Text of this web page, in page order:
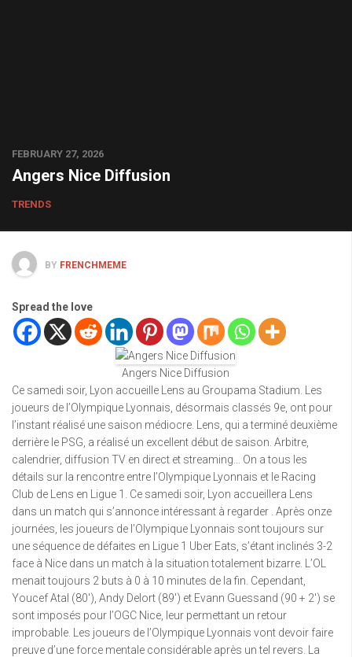
FEBRUARY 27, 2026
Angers Nice Diffusion
TRENDS
BY FRENCHMEME
Spread the love
Angers Nice Diffusion
Ce samedi soir, Lyon accueille Lens au Groupama Stadium. Les
joueurs de l’Olympique Lyonnais, désormais classés 9e, ont pour
l’instant réalisé une saison médiocre. Lens, qui a terminé deuxième
derrière le PSG, a réalisé un excellent début de saison. Arbitre,
calendrier, diffusion TV en direct et streaming… On a tous les
détails sur la rencontre entre l’Olympique Lyonnais et le Racing
Club de Lens en Ligue 1. Ce samedi soir, Lyon accueillera Lens
dans un match qui s’annonce intéressant à regarder . Après onze
journées, les joueurs de l’Olympique Lyonnais sont toujours sur
une séquence de défaites en Ligue 1 Uber Eats, s’étant inclinés 3-2
face à Nice dans un match à la situation totalement bizarre. L’OL
menait toujours 2 buts à 0 à 10 minutes de la fin. Cependant,
Youcef Atal (80′), Andy Delort (89′) et Evann Guessand (90 + 2′) se
sont imposés pour l’OGC Nice, leur permettant un retour
improbable. Les joueurs de l’Olympique Lyonnais vont devoir faire
preuve d’une force mentale considérable après un tel revers. La